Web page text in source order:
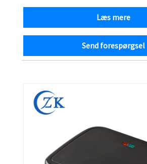
Læs mere
Send forespørgsel